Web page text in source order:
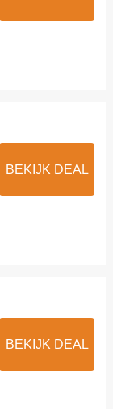
BEKIJK DEAL
BEKIJK DEAL